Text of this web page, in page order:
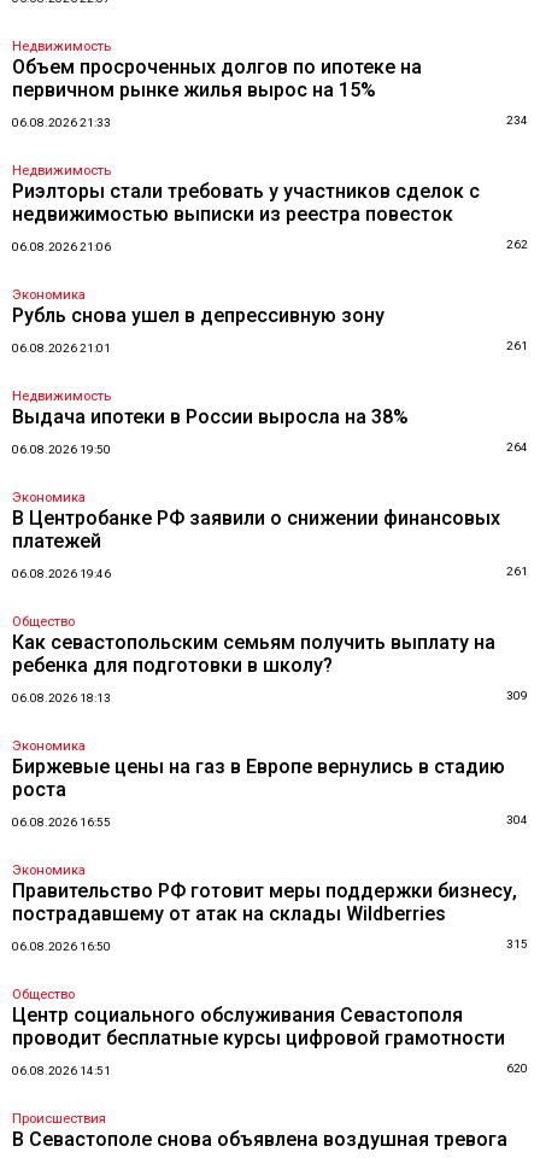
Недвижимость
Объем просроченных долгов по ипотеке на
первичном рынке жилья вырос на 15%
06.08.2026 21:33 234
Недвижимость
Риэлторы стали требовать у участников сделок с
недвижимостью выписки из реестра повесток
06.08.2026 21:06 262
Экономика
Рубль снова ушел в депрессивную зону
06.08.2026 21:01 261
Недвижимость
Выдача ипотеки в России выросла на 38%
06.08.2026 19:50 264
Экономика
В Центробанке РФ заявили о снижении финансовых
платежей
06.08.2026 19:46 261
Общество
Как севастопольским семьям получить выплату на
ребенка для подготовки в школу?
06.08.2026 18:13 309
Экономика
Биржевые цены на газ в Европе вернулись в стадию
роста
06.08.2026 16:55 304
Экономика
Правительство РФ готовит меры поддержки бизнесу,
пострадавшему от атак на склады Wildberries
06.08.2026 16:50 315
Общество
Центр социального обслуживания Севастополя
проводит бесплатные курсы цифровой грамотности
06.08.2026 14:51 620
Происшествия
В Севастополе снова объявлена воздушная тревога